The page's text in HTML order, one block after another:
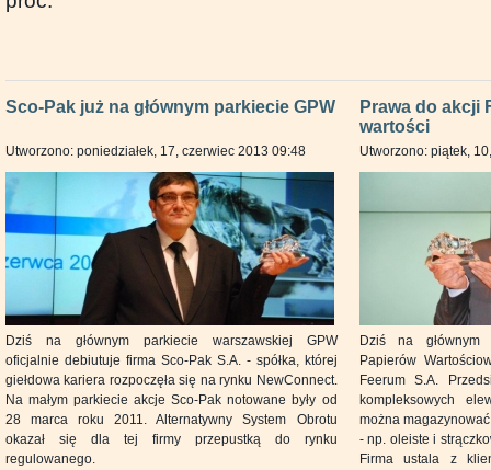
Sco-Pak już na głównym parkiecie GPW
Utworzono: poniedziałek, 17, czerwiec 2013 09:48
Dziś na głównym parkiecie warszawskiej GPW
oficjalnie debiutuje firma Sco-Pak S.A. - spółka, której
giełdowa kariera rozpoczęła się na rynku NewConnect.
Na małym parkiecie akcje Sco-Pak notowane były od
28 marca roku 2011. Alternatywny System Obrotu
okazał się dla tej firmy przepustką do rynku
regulowanego.
Prawa do akcji
wartości
Utworzono: piątek,
Dziś na głównym
Papierów
Feerum S.A.
kompleksowych
można
- np. oleiste i
Firma ustala z